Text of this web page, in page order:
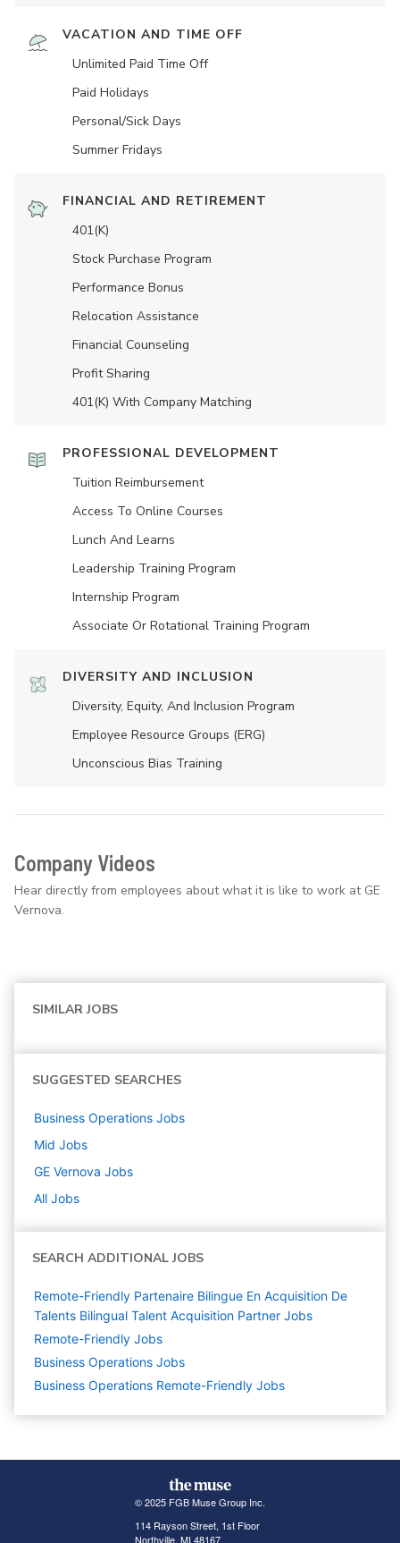
VACATION AND TIME OFF
Unlimited Paid Time Off
Paid Holidays
Personal/Sick Days
Summer Fridays
FINANCIAL AND RETIREMENT
401(K)
Stock Purchase Program
Performance Bonus
Relocation Assistance
Financial Counseling
Profit Sharing
401(K) With Company Matching
PROFESSIONAL DEVELOPMENT
Tuition Reimbursement
Access To Online Courses
Lunch And Learns
Leadership Training Program
Internship Program
Associate Or Rotational Training Program
DIVERSITY AND INCLUSION
Diversity, Equity, And Inclusion Program
Employee Resource Groups (ERG)
Unconscious Bias Training
Company Videos
Hear directly from employees about what it is like to work at GE
Vernova.
SIMILAR JOBS
SUGGESTED SEARCHES
Business Operations Jobs
Mid Jobs
GE Vernova Jobs
All Jobs
SEARCH ADDITIONAL JOBS
Remote-Friendly Partenaire Bilingue En Acquisition De
Talents Bilingual Talent Acquisition Partner Jobs
Remote-Friendly Jobs
Business Operations Jobs
Business Operations Remote-Friendly Jobs
© 2025 FGB Muse Group Inc.
114 Rayson Street, 1st Floor
Northville, MI 48167